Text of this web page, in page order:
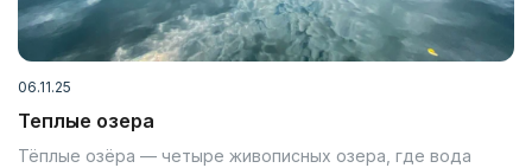
06.11.25
Теплые озера
Тёплые озёра — четыре живописных озера, где вода